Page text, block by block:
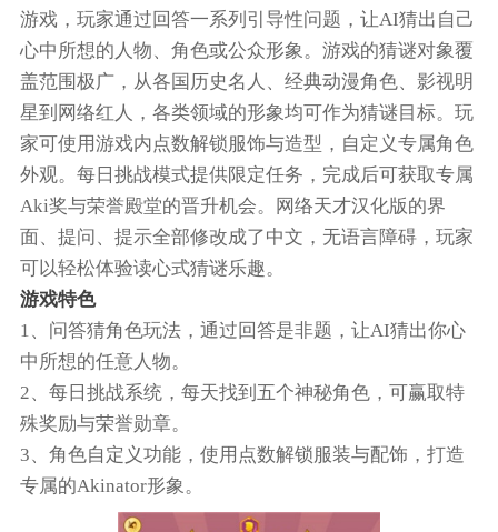
游戏，玩家通过回答一系列引导性问题，让AI猜出自己
心中所想的人物、角色或公众形象。游戏的猜谜对象覆
盖范围极广，从各国历史名人、经典动漫角色、影视明
星到网络红人，各类领域的形象均可作为猜谜目标。玩
家可使用游戏内点数解锁服饰与造型，自定义专属角色
外观。每日挑战模式提供限定任务，完成后可获取专属
Aki奖与荣誉殿堂的晋升机会。网络天才汉化版的界
面、提问、提示全部修改成了中文，无语言障碍，玩家
可以轻松体验读心式猜谜乐趣。
游戏特色
1、问答猜角色玩法，通过回答是非题，让AI猜出你心
中所想的任意人物。
2、每日挑战系统，每天找到五个神秘角色，可赢取特
殊奖励与荣誉勋章。
3、角色自定义功能，使用点数解锁服装与配饰，打造
专属的Akinator形象。